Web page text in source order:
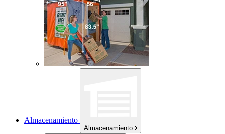
Almacenamiento
Almacenamiento